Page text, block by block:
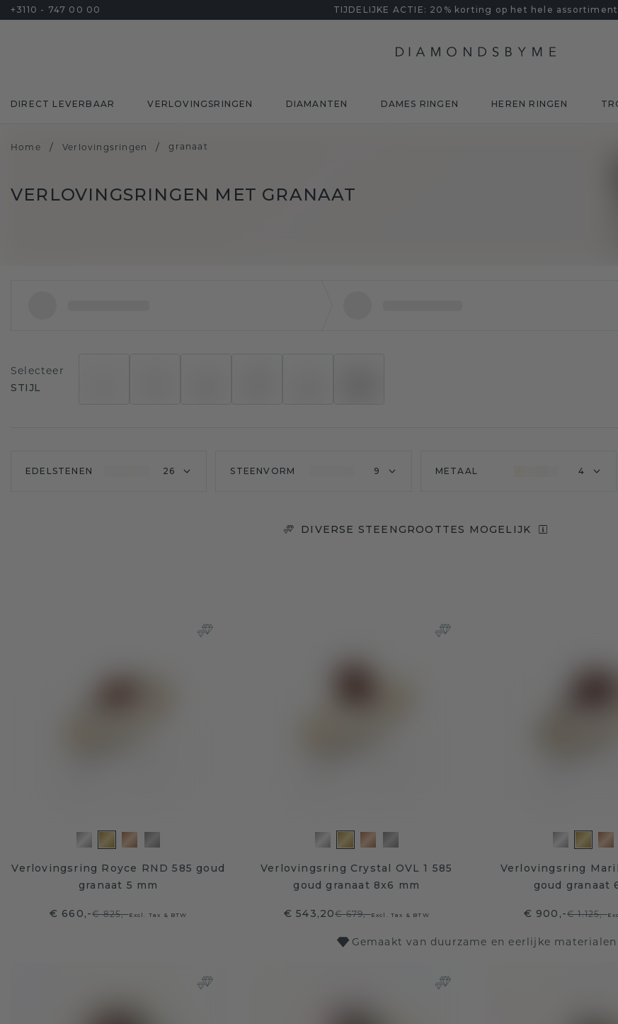
+3110 - 747 00 00 TIJDELIJKE ACTIE: 20% korting op het hele assortiment
DIRECT LEVERBAAR VERLOVINGSRINGEN DIAMANTEN DAMES RINGEN HEREN RINGEN
Home / Verlovingsringen / granaat
VERLOVINGSRINGEN MET GRANAAT
Selecteer
STIJL
EDELSTENEN 26 STEENVORM 9 METAAL 4
DIVERSE STEENGROOTTES MOGELIJK
Verlovingsring Royce RND 585 goud
granaat 5 mm
€ 660,-€ 825,-Excl. Tax & BTW
Verlovingsring Crystal OVL 1 585
goud granaat 8x6 mm
€ 543,20€ 679,-Excl. Tax & BTW
Verlovingsring
goud granaat
€ 900,-€ 1.125,-
Gemaakt van duurzame en eerlijke materialen